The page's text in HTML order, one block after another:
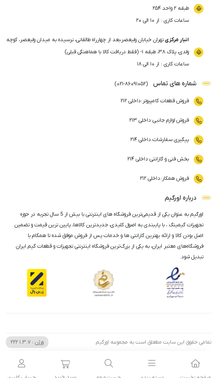
طبقه ۲ واحد ۲۵۴
ساعات کاری : از ۱۰ الی ۲۰
انبار مرکزیتهران خیابان ولیعصر،بعد از چهارراه طالقانی، نرسیده به میدان ولیعصر، کوچه
ولدی، پلاک ۳۸، طبقه ۱- (فقط دریافت کالا با هماهنگی قبلی)
ساعات کاری : از ۱۰ الی ۱۸
شماره های تماس (
021-86091052
)
فروش قطعات کامپیوتر :داخلی ۲۱۲
فروش لوازم جانبی:داخلی ۲۱۳
پیگیری سفارشات:داخلی ۲۱۴
بخش فنی و گارانتی:داخلی ۲۱۴
فروش همکار :داخلی ۲۱۲
درباره اورگیم
اورگیم به عنوان یکی از قدیمی‌ترین فروشگاه های اینترنتی با بیش از 5 سال تجربه در حوزه
تجهیزات گیمینگ ، با پایبندی به اصول کلیدی، جدیدترین کالاها، پایین ترین قیمت و تضمین
اصل‌ بودن کالا و ارائه بهترین گارانتی ها و خدمات پس از فروش موفق شده تا همگام با
فروشگاه‌های معتبر ایران، به یکی از بزرگ‌ترین فروشگاه اینترنتی تجهیزات و قطعات گیم ایران
تبدیل شود.
تمامی حقوق این سایت مطعلق است به مجموعه اورگیم ورژن : 1.3.7